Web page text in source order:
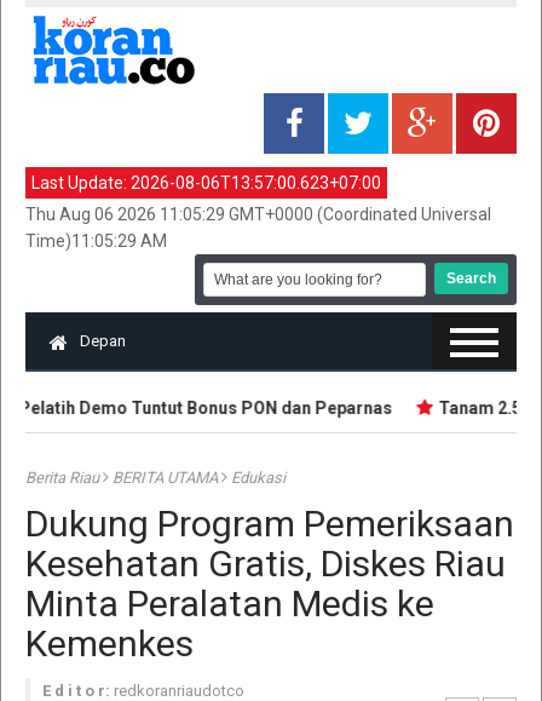
Last Update: 2026-08-06T13:57:00.623+07:00
Thu Aug 06 2026 11:05:29 GMT+0000 (Coordinated Universal
Time)11:05:29 AM
Depan
Demo Tuntut Bonus PON dan Peparnas Tanam 2.500
Berita Riau BERITA UTAMA Edukasi
Dukung Program Pemeriksaan
Kesehatan Gratis, Diskes Riau
Minta Peralatan Medis ke
Kemenkes
E d i t o r: redkoranriaudotco